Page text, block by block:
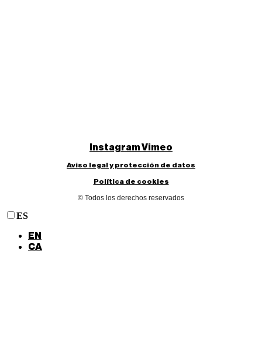
InstagramVimeo
Aviso legal y protección de datos
Política de cookies
© Todos los derechos reservados
ES
EN
CA